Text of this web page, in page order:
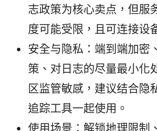
志政策为核心卖点，但服
度可能受限，且可连接设
安全与隐私：端到端加密
策、对日志的尽量最小化
区监管敏感，建议结合隐
追踪工具一起使用。